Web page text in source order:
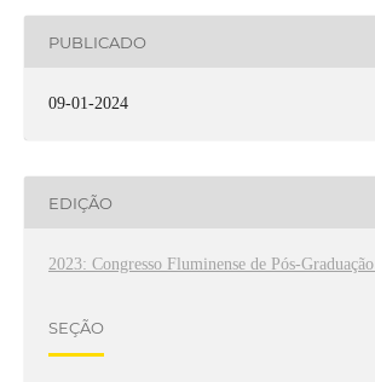
PUBLICADO
09-01-2024
EDIÇÃO
2023: Congresso Fluminense de Pós-
SEÇÃO